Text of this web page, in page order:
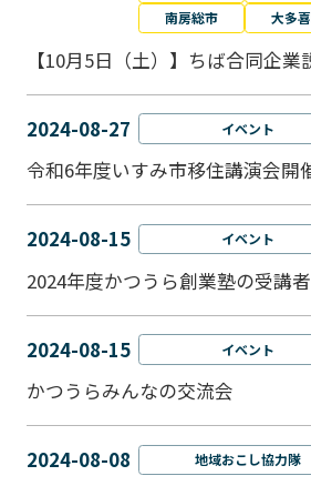
南房総市
大多
【10月5日（土）】ちば合同企
2024-08-27 イベント
令和6年度いすみ市移住講演会開
2024-08-15 イベント
2024年度かつうら創業塾の受講
2024-08-15 イベント
かつうらみんなの交流会
2024-08-08 地域おこし協力隊